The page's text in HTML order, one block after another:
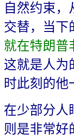
自然约束
交替，当下
就在特朗普
这就是人为
时此刻的
在少部分人
则是非常好